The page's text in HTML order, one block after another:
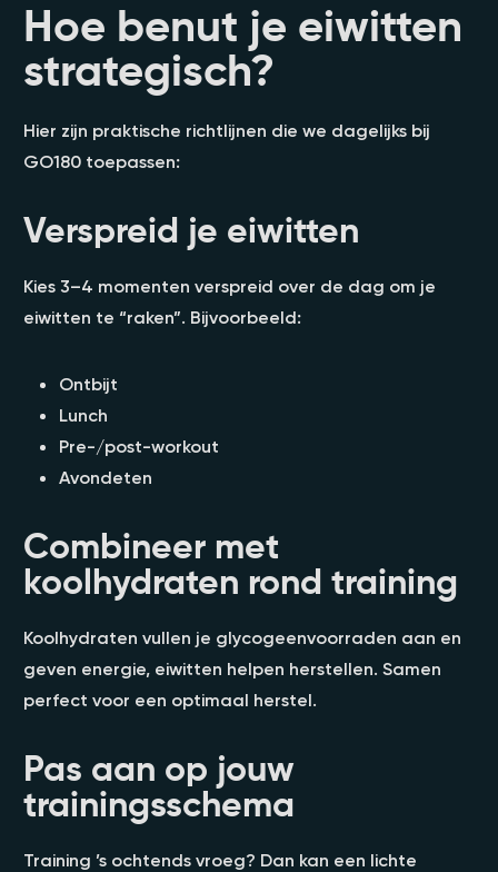
Hoe benut je eiwitten
strategisch?
Hier zijn praktische richtlijnen die we dagelijks bij
GO180 toepassen:
Verspreid je eiwitten
Kies 3–4 momenten verspreid over de dag om je
eiwitten te “raken”. Bijvoorbeeld:
Ontbijt
Lunch
Pre-/post-workout
Avondeten
Combineer met
koolhydraten rond training
Koolhydraten vullen je glycogeenvoorraden aan en
geven energie, eiwitten helpen herstellen. Samen
perfect voor een optimaal herstel.
Pas aan op jouw
trainingsschema
Training ’s ochtends vroeg? Dan kan een lichte